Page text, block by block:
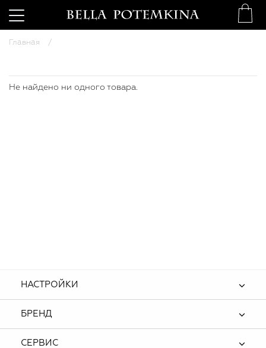
Главная
Не найдено ни одного товара.
НАСТРОЙКИ
БРЕНД
СЕРВИС